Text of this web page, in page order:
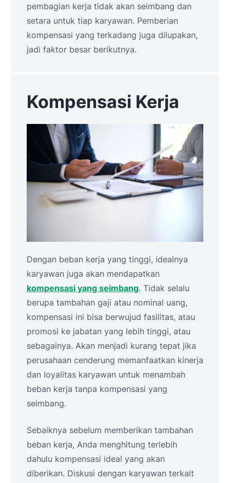
pembagian kerja tidak akan seimbang dan
setara untuk tiap karyawan. Pemberian
kompensasi yang terkadang juga dilupakan,
jadi faktor besar berikutnya.
Kompensasi Kerja
Dengan beban kerja yang tinggi, idealnya
karyawan juga akan mendapatkan
kompensasi yang seimbang. Tidak selalu
berupa tambahan gaji atau nominal uang,
kompensasi ini bisa berwujud fasilitas, atau
promosi ke jabatan yang lebih tinggi, atau
sebagainya. Akan menjadi kurang tepat jika
perusahaan cenderung memanfaatkan kinerja
dan loyalitas karyawan untuk menambah
beban kerja tanpa kompensasi yang
seimbang.
Sebaiknya sebelum memberikan tambahan
beban kerja, Anda menghitung terlebih
dahulu kompensasi ideal yang akan
diberikan. Diskusi dengan karyawan terkait